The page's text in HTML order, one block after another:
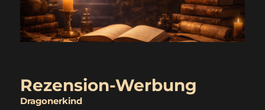
Rezension-Werbung
Dragonerkind